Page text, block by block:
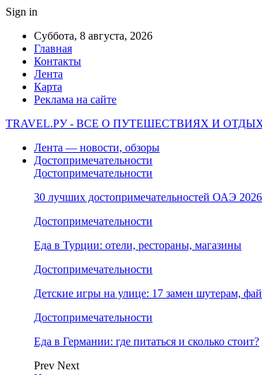
Sign in
Суббота, 8 августа, 2026
Главная
Контакты
Лента
Карта
Реклама на сайте
TRAVEL.РУ - ВСЕ О ПУТЕШЕСТВИЯХ И
Лента — новости, обзоры
Достопримечательности
Достопримечательности
30 лучших достопримечательностей ОАЭ
Достопримечательности
Еда в Турции: отели, рестораны, магазины
Достопримечательности
Детские игры на улице: 17 замен шутерам,
Достопримечательности
Еда в Германии: где питаться и сколько стоит?
Prev Next